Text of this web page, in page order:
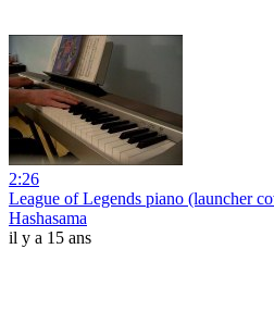
2:26
League of Legends piano (launcher
Hashasama
il y a 15 ans